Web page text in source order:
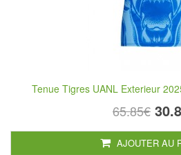
Tenue Tigres UANL Exterieur
65.85€
AJOUTER AU